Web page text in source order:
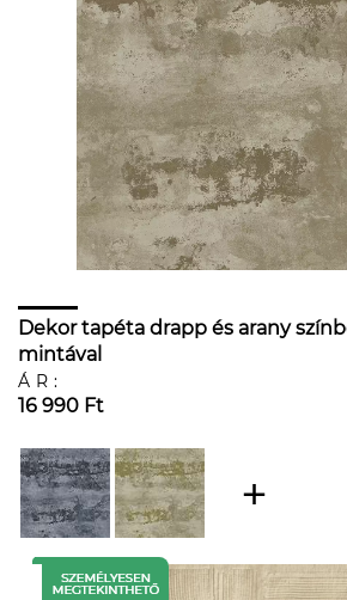
Dekor tapéta drapp és arany
mintával
ÁR:
16 990 Ft